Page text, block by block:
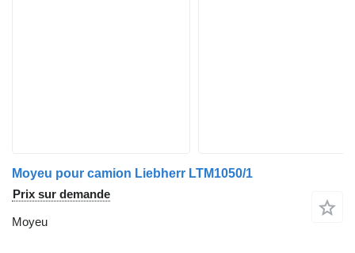
Moyeu pour camion Liebherr LTM1050/1
Prix sur demande
Moyeu